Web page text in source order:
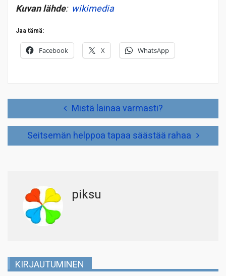
Kuvan lähde: wikimedia
Jaa tämä:
Facebook X WhatsApp
Mistä lainaa varmasti?
Seitsemän helppoa tapaa säästää rahaa
piksu
KIRJAUTUMINEN